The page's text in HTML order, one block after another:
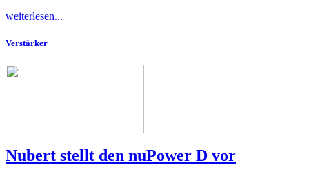
weiterlesen...
Verstärker
Nubert stellt den nuPower D vor